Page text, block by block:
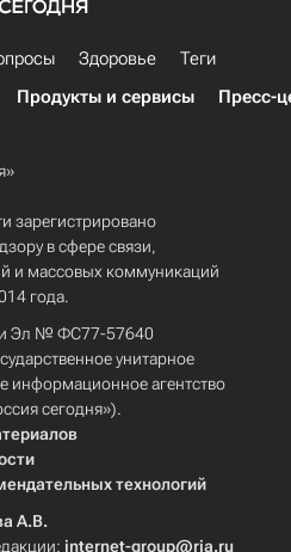
Здоровье
Теги
Продукты и сервисы Пресс-
зарегистрировано
в сфере связи,
и массовых коммуникаций
года.
Эл № ФС77-57640
унитарное
информационное агентство
сегодня»).
технологий
А.В.
internet-group@ria.ru